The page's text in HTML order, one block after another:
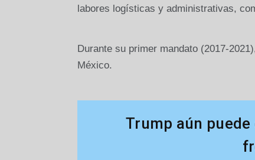
labores logísticas y administrativas,
Durante su primer mandato (2017-
México.
Trump aún